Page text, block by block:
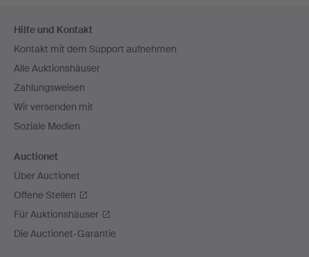
Navigation
Hilfe und Kontakt
Kontakt mit dem Support aufnehmen
Alle Auktionshäuser
Zahlungsweisen
Wir versenden mit
Soziale Medien
Auctionet
Über Auctionet
Offene Stellen
Für Auktionshäuser
Die Auctionet-Garantie